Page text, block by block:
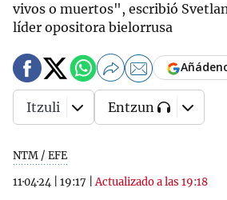
vivos o muertos", escribió
líder opositora bielorrusa
NTM / EFE
11·04·24
19:17 |Actualizado a las 19:18
Itzuli Entzun